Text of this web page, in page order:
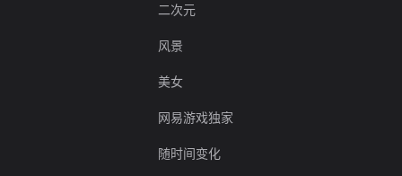
二次元
风景
美女
网易游戏独家
随时间变化